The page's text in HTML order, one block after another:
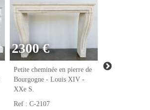
2300 €
Petite cheminée en pierre de
Bourgogne - Louis XIV -
XXe S.
Ref : C-2107
Cheminée